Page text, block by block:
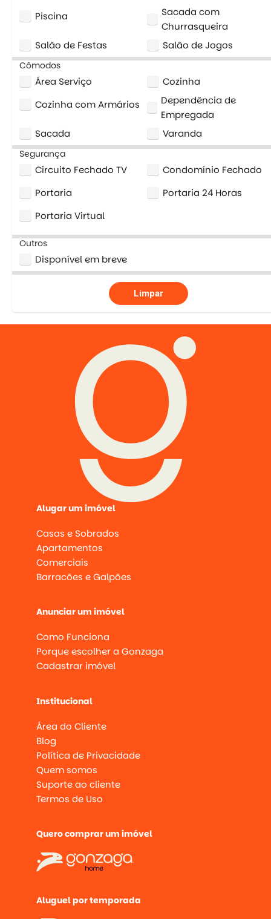
Piscina
Sacada com
Churrasqueira
Salão de Festas
Salão de Jogos
Cômodos
Área Serviço
Cozinha
Cozinha com Armários
Dependência de
Empregada
Sacada
Varanda
Segurança
Circuito Fechado TV
Condomínio Fechado
Portaria
Portaria 24 Horas
Portaria Virtual
Outros
Disponível em breve
Limpar
Alugar um imóvel
Casas e Sobrados
Apartamentos
Comerciais
Barracões e Galpões
Anunciar um imóvel
Como Funciona
Porque escolher a Gonzaga
Cadastrar imóvel
Institucional
Área do Cliente
Blog
Política de Privacidade
Quem somos
Suporte ao cliente
Termos de Uso
Quero comprar um imóvel
Aluguel por temporada